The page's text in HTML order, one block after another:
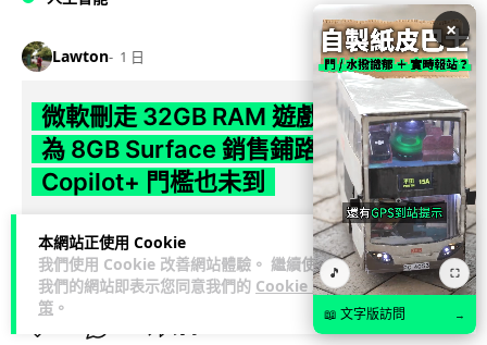
本網站正使用 Cookie
我們使用 Cookie 改善網站體驗。 繼續使用
我們的網站即表示您同意我們的 Cookie 政
策 。
Lawton 1 日
微軟刪走 32GB RAM 遊戲建議 分析:
為 8GB Surface 銷售鋪路 連自家
Copilot+ 門檻也未到
Microsoft 被發現靜靜刪除官方網站上，對遊戲玩家要為電腦配
置 32GB RAM 的建議。分析指微軟同時新推出的 8GB RAM 入
門... 閱讀全文
×
🎵 ⛶
📖 文字版訪問 →